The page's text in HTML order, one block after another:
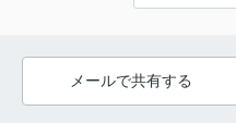
メールで共有する